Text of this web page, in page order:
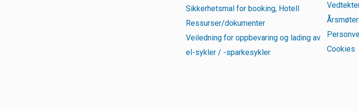
Sikkerhetsmal for booking, Hotell
Ressurser/dokumenter
Veiledning for oppbevaring og lading av
el-sykler / -sparkesykler
Årsmøter
Cookies